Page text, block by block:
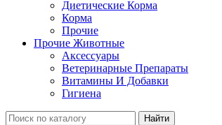
Диетические Корма
Корма
Прочие
Прочие Животные
Аксессуары
Ветеринарные Препараты
Витамины И Добавки
Гигиена
Найти